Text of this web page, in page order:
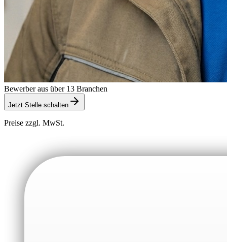
Bewerber aus über 13 Branchen
Jetzt Stelle schalten
Preise zzgl. MwSt.